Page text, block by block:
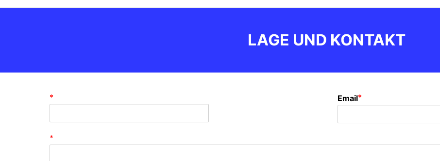
LAGE UND KONTAKT
* Email*
*